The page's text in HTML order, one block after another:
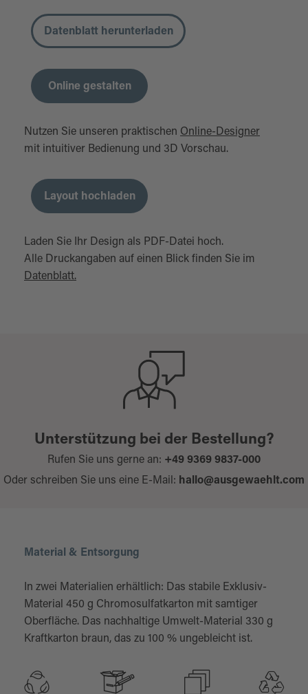
Datenblatt herunterladen
Online gestalten
Nutzen Sie unseren praktischen Online-Designer
mit intuitiver Bedienung und 3D Vorschau.
Layout hochladen
Laden Sie Ihr Design als PDF-Datei hoch.
Alle Druckangaben auf einen Blick finden Sie im
Datenblatt.
Unterstützung bei der Bestellung?
Rufen Sie uns gerne an: +49 9369 9837-000
Oder schreiben Sie uns eine E-Mail: hallo@ausgewaehlt.com
Material & Entsorgung
In zwei Materialien erhältlich: Das stabile Exklusiv-
Material 450 g Chromosulfatkarton mit samtiger
Oberfläche. Das nachhaltige Umwelt-Material 330 g
Kraftkarton braun, das zu 100 % ungebleicht ist.